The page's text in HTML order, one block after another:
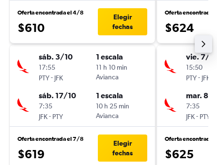
Oferta encontrada el 4/8
$610
Elegir
fechas
sáb. 3/10
17:55
PTY- JFK
1 escala
11 h 10 min
Avianca
sáb. 17/10
7:35
JFK- PTY
1 escala
10 h 25 min
Avianca
Oferta encontrada el 7/8
$619
Elegir
fechas
Oferta encontrada
$624
vie. 7/8
15:50
PTY- JFK
mar. 8/9
7:35
JFK- PTY
Oferta encontrada
$625